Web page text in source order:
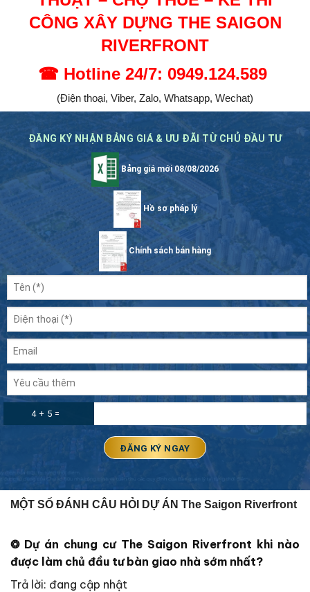
CÔNG XÂY DỰNG THE SAIGON
RIVERFRONT
☎ Hotline 24/7: 0949.124.589
(Điện thoại, Viber, Zalo, Whatsapp, Wechat)
ĐĂNG KÝ NHẬN BẢNG GIÁ & ƯU ĐÃI TỪ CHỦ ĐẦU TƯ
Bảng giá mới 08/08/2026
Hồ sơ pháp lý
Chính sách bán hàng
4 + 5 =
MỘT SỐ ĐÁNH CÂU HỎI DỰ ÁN The Saigon Riverfront
❂ Dự án chung cư The Saigon Riverfront khi nào
được làm chủ đầu tư bàn giao nhà sớm nhất?
Trả lời: đang cập nhật